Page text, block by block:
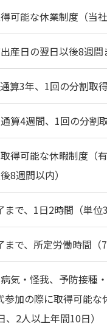
可能な休業制度（当社
産日の翌日以後8週
算3年、1回の分割取
算4週間、1回の分割
得可能な休暇制度（有
8週間以内）
で、1日2時間（単
で、所定労働時間
気・怪我、予防接種
加の際に取得可能な
、2人以上年間10日）